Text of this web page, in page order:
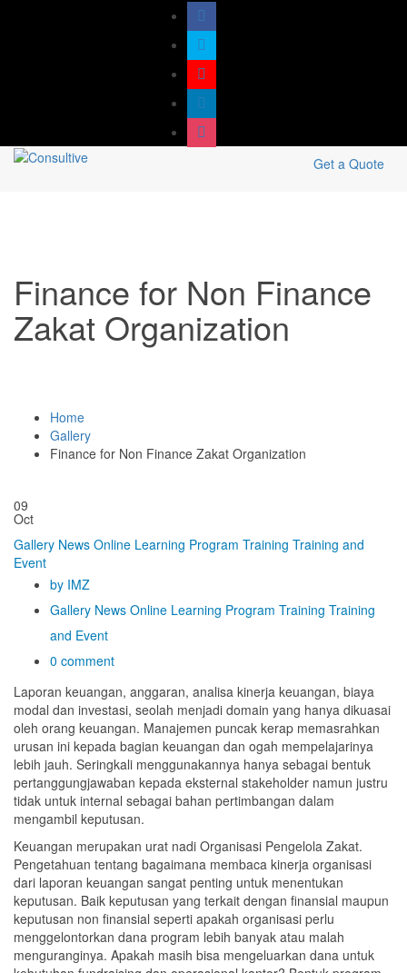
Get a Quote
Finance for Non Finance
Zakat Organization
Home
Gallery
Finance for Non Finance Zakat Organization
09
Oct
Gallery News Online Learning Program Training Training and
Event
by IMZ
Gallery News Online Learning Program Training Training
and Event
0 comment
Laporan keuangan, anggaran, analisa kinerja keuangan, biaya
modal dan investasi, seolah menjadi domain yang hanya dikuasai
oleh orang keuangan. Manajemen puncak kerap memasrahkan
urusan ini kepada bagian keuangan dan ogah mempelajarinya
lebih jauh. Seringkali menggunakannya hanya sebagai bentuk
pertanggungjawaban kepada eksternal stakeholder namun justru
tidak untuk internal sebagai bahan pertimbangan dalam
mengambil keputusan.
Keuangan merupakan urat nadi Organisasi Pengelola Zakat.
Pengetahuan tentang bagaimana membaca kinerja organisasi
dari laporan keuangan sangat penting untuk menentukan
keputusan. Baik keputusan yang terkait dengan finansial maupun
keputusan non finansial seperti apakah organisasi perlu
menggelontorkan dana program lebih banyak atau malah
menguranginya. Apakah masih bisa mengeluarkan dana untuk